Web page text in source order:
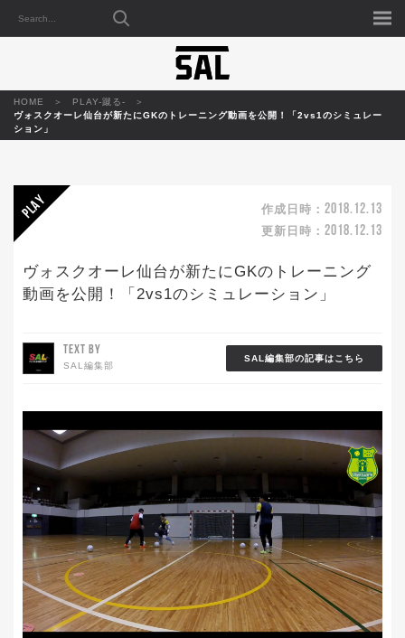
HOME
PLAY-蹴る-
ヴォスクオーレ仙台が新たにGKのトレーニング動画を公開！「2vs1のシミュレー
ション」
作成日時： 2018.12.13
更新日時： 2018.12.13
ヴォスクオーレ仙台が新たにGKのトレーニング
動画を公開！「2vs1のシミュレーション」
TEXT BY
SAL編集部
SAL編集部の記事はこちら